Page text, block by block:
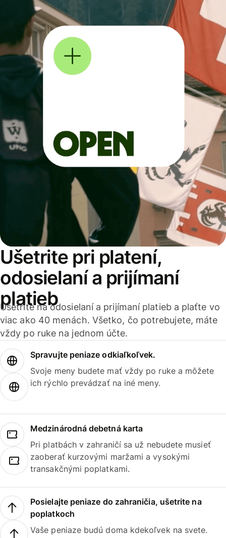
Ušetrite pri platení,
odosielaní a prijímaní
platieb
Ušetrite na odosielaní a prijímaní platieb a plaťte vo
viac ako 40 menách. Všetko, čo potrebujete, máte
vždy po ruke na jednom účte.
Spravujte peniaze odkiaľkoľvek.
Svoje meny budete mať vždy po ruke a môžete
ich rýchlo prevádzať na iné meny.
Medzinárodná debetná karta
Pri platbách v zahraničí sa už nebudete musieť
zaoberať kurzovými maržami a vysokými
transakčnými poplatkami.
Posielajte peniaze do zahraničia, ušetrite na
poplatkoch
Vaše peniaze budú doma kdekoľvek na svete.